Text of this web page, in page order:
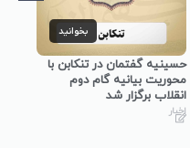
بخوانید
حسینیه گفتمان در تنکابن با
محوریت بیانیه گام دوم
انقلاب برگزار شد
اخبار